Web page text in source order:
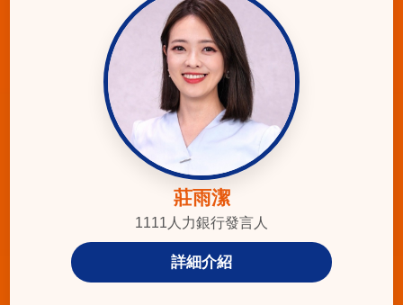
莊雨潔
1111人力銀行發言人
詳細介紹